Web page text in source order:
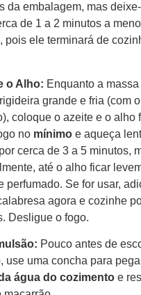
da embalagem, mas
de 1 a 2 minutos a
pois ele terminará de
o Alho: Enquanto a
grande e fria (com
coloque o azeite e o alho
no mínimo e aqueça
cerca de 3 a 5 minutos,
até o alho ficar
perfumado. Se for usar,
agora e cozinhe
Desligue o fogo.
Pouco antes de
use uma concha para
água do cozimento e